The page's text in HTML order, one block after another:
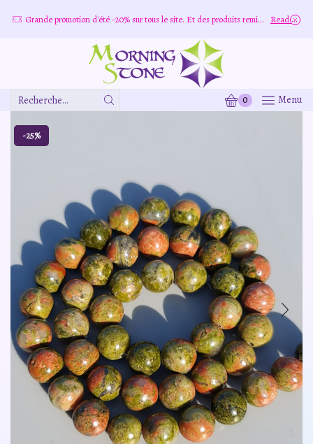
Grande promotion d'été -20% sur tous le site. Et des produits remisé indépendamment Read more
Zone
0 Menu
-25%